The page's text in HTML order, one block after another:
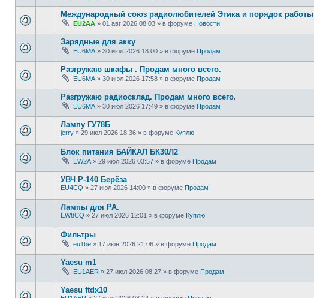
Международный союз радиолюбителей Этика и порядок работы
EU2AA » 01 авг 2026 08:03 » в форуме Новости
Зарядные для акку
EU6MA » 30 июл 2026 18:00 » в форуме Продам
Разгружаю шкафы . Продам много всего.
EU6MA » 30 июл 2026 17:58 » в форуме Продам
Разгружаю радиосклад. Продам много всего.
EU6MA » 30 июл 2026 17:49 » в форуме Продам
Лампу ГУ78Б
jerry » 29 июл 2026 18:36 » в форуме Куплю
Блок питания БАЙКАЛ БК30Л2
EW2A » 29 июл 2026 03:57 » в форуме Продам
УВЧ Р-140 Берёза
EU4CQ » 27 июл 2026 14:00 » в форуме Продам
Лампы для РА.
EW8CQ » 27 июл 2026 12:01 » в форуме Куплю
Фильтры
eu1be » 17 июн 2026 21:06 » в форуме Продам
Yaesu m1
EU1AER » 27 июл 2026 08:27 » в форуме Продам
Yaesu ftdx10